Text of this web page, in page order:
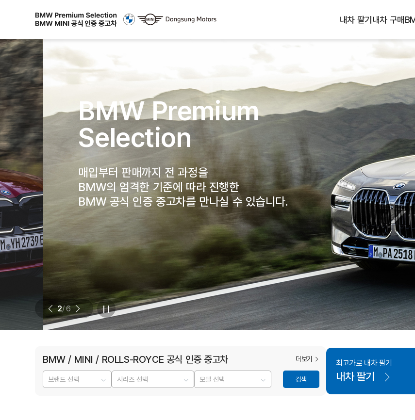
내차 팔기내차 구매
2/ 6
BMW Premium
Selection
매입부터 판매까지 전 과정을
BMW의 엄격한 기준에 따라 진행한
BMW 공식 인증 중고차를 만나실 수 있습니다.
BMW / MINI / ROLLS-ROYCE 공식 인증 중고차 더보기
검색
최고가로 내차 팔기
내차 팔기